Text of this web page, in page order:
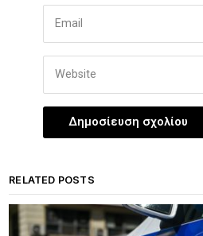
RELATED POSTS